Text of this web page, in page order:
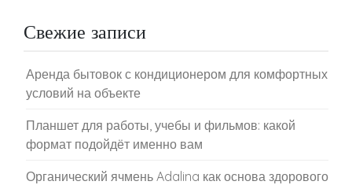
Свежие записи
Аренда бытовок с кондиционером для комфортных
условий на объекте
Планшет для работы, учебы и фильмов: какой
формат подойдёт именно вам
Органический ячмень Adalina как основа здорового